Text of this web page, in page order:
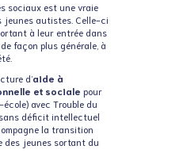
sociaux est une vraie
jeunes autistes. Celle-ci
à leur entrée dans
façon plus générale, à
d’aide à
et sociale pour
avec Trouble du
déficit intellectuel
la transition
des jeunes sortant du